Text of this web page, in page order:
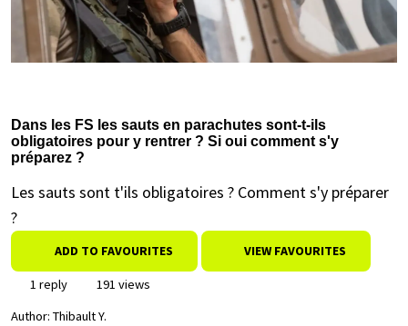
Dans les FS les sauts en parachutes sont-t-ils
obligatoires pour y rentrer ? Si oui comment s'y
préparez ?
Les sauts sont t'ils obligatoires ? Comment s'y préparer
?
ADD TO FAVOURITES VIEW FAVOURITES
1 reply
191 views
Author: Thibault Y.